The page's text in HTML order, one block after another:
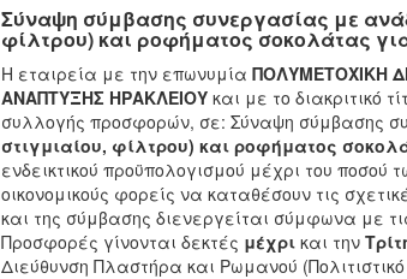
Σύναψη σύμβασης συνεργασίας με
φίλτρου) και ροφήματος σοκολάτας
Η εταιρεία με την επωνυμία ΠΟΛΥΜΕΤΟΧΙΚΗ
ΑΝΑΠΤΥΞΗΣ ΗΡΑΚΛΕΙΟΥκαι με το διακριτικό
συλλογής προσφορών, σε: Σύναψη σύμβασης
στιγμιαίου, φίλτρου) και ροφήματος
ενδεικτικού προϋπολογισμού μέχρι του ποσού
οικονομικούς φορείς να καταθέσουν τις
και της σύμβασης διενεργείται σύμφωνα με
Προσφορές γίνονται δεκτές μέχρικαι την
Διεύθυνση Πλαστήρα και Ρωμανού